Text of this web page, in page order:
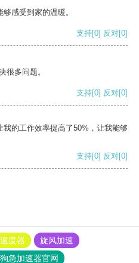
感受到家的温暖。
支持[0] 反对[0]
很多问题。
支持[0] 反对[0]
的工作效率提高了50%，让我能够
支持[0] 反对[0]
度器
旋风加速
狗急加速器官网